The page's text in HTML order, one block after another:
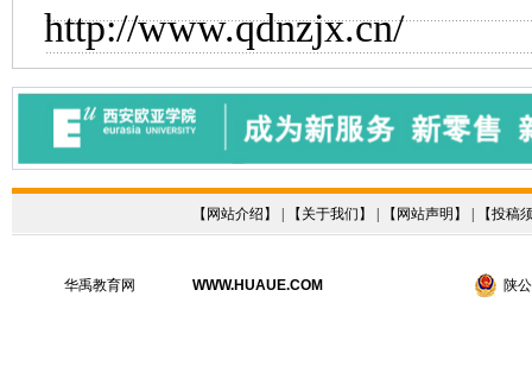
http://www.qdnzjx.cn/
【 网站介绍 】 | 【 关于我们 】 | 【 网站声明 】 | 【投稿
华禹教育网 WWW.HUAUE.COM 陕